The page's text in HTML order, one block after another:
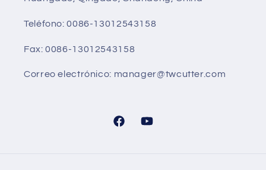
Teléfono: 0086-13012543158
Fax: 0086-13012543158
Correo electrónico: manager@twcutter.com
FacebookYouTube